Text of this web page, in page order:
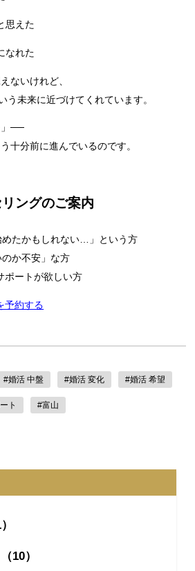
思えた
なれた
ないけれど、
う未来に近づけてくれています。
」──
十分前に進んでいるのです。
ングのご案内
めたかもしれない…」という方
のか不安」な方
ポートが欲しい方
予約する
#婚活 中盤 #婚活 変化 #婚活 希望
ト #富山
10）